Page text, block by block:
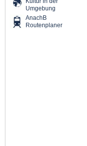
Umgebung
AnachB
Routenplaner